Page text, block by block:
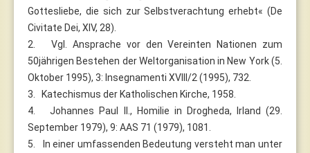
Gottesliebe, die sich zur Selbstverachtung erhebt« (De
Civitate Dei, XIV, 28).
2. Vgl. Ansprache vor den Vereinten Nationen zum
50jährigen Bestehen der Weltorganisation in New York (5.
Oktober 1995), 3: Insegnamenti XVIII/2 (1995), 732.
3. Katechismus der Katholischen Kirche, 1958.
4. Johannes Paul II., Homilie in Drogheda, Irland (29.
September 1979), 9: AAS 71 (1979), 1081.
5. In einer umfassenden Bedeutung versteht man unter